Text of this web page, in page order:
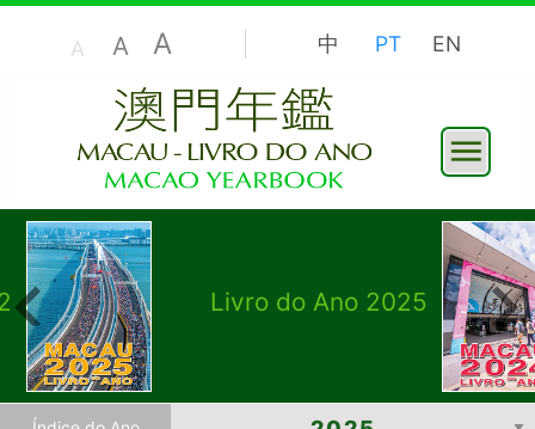
A A A 中 PT EN
Livro do Ano 2025